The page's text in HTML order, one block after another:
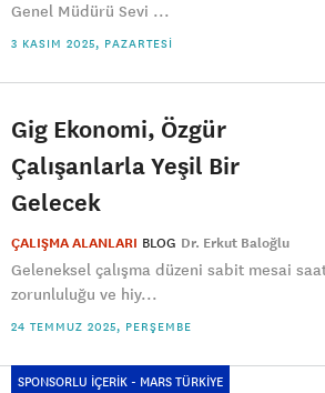
Genel Müdürü Sevi ...
3 KASIM 2025, PAZARTESI
Gig Ekonomi, Özgür
Çalışanlarla Yeşil Bir
Gelecek
ÇALIŞMA ALANLARI BLOG Dr. Erkut Baloğlu
Geleneksel çalışma düzeni sabit mesai
zorunluluğu ve hiy...
24 TEMMUZ 2025, PERŞEMBE
SPONSORLU İÇERİK - MARS TÜRKİYE